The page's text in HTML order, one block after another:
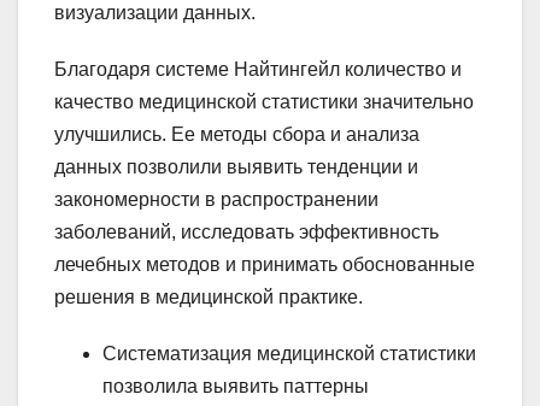
визуализации данных.
Благодаря системе Найтингейл количество и
качество медицинской статистики значительно
улучшились. Ее методы сбора и анализа
данных позволили выявить тенденции и
закономерности в распространении
заболеваний, исследовать эффективность
лечебных методов и принимать обоснованные
решения в медицинской практике.
Систематизация медицинской статистики
позволила выявить паттерны